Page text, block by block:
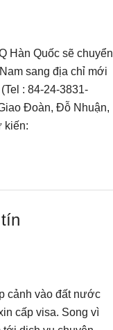
Hàn Quốc sẽ chuyển
sang địa chỉ mới
: 84-24-3831-
Đoàn, Đỗ Nhuận,
kiến:
cảnh vào đất nước
cấp visa. Song vì